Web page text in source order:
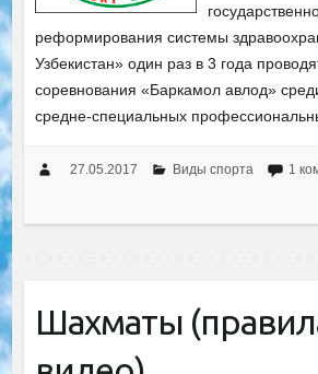
реформирования системы
Узбекистан» один раз в 3 года
соревнования «Баркамол авлод»
средне-специальных
27.05.2017 Виды спорта 1
Шахматы